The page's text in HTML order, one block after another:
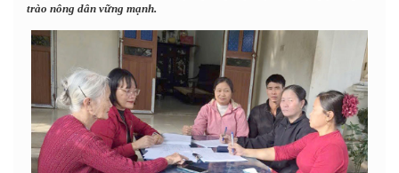
trào nông dân vững mạnh.